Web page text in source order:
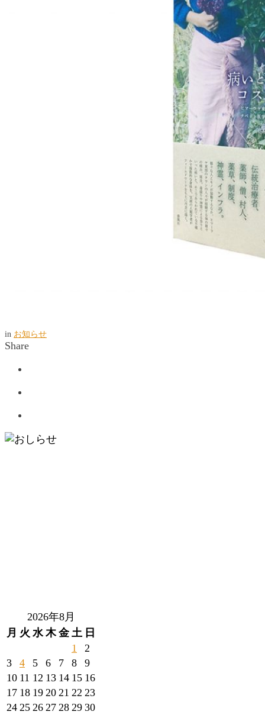
in お知らせ
Share
2026年8月
月 火 水 木 金 土 日
1
2
3
4 5 6 7 8
9
10 11 12 13 14 15 16
17 18 19 20 21 22 23
24 25 26 27 28 29 30